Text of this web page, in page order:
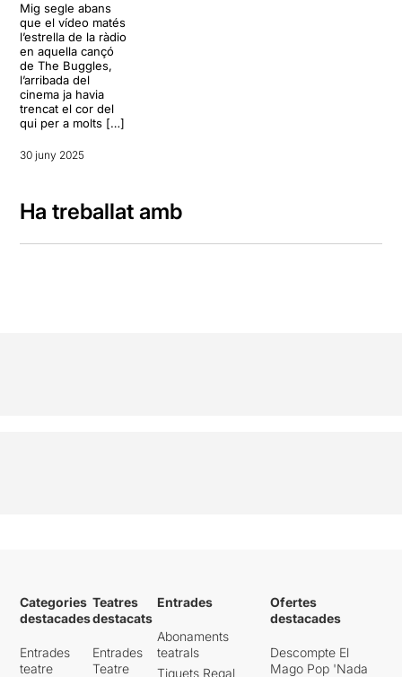
Mig segle abans
que el vídeo matés
l’estrella de la ràdio
en aquella cançó
de The Buggles,
l’arribada del
cinema ja havia
trencat el cor del
qui per a molts […]
30 juny 2025
Ha treballat amb
Categories
destacades
Entrades
teatre
Teatres
destacats
Entrades
Teatre
Entrades
Abonaments
teatrals
Tiquets Regal
Ofertes
destacades
Descompte El
Mago Pop 'Nada